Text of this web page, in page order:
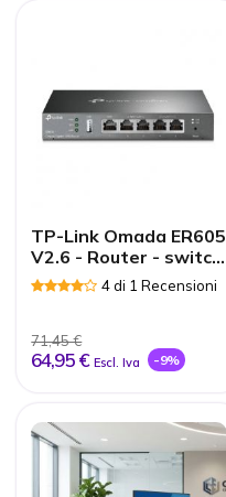
TP-Link Omada ER605
V2.6 - Router - switch
4 porte - GigE - porte
WAN: 3
4 di 1 Recensioni
71,45 €
64,95 € Escl. Iva -9%